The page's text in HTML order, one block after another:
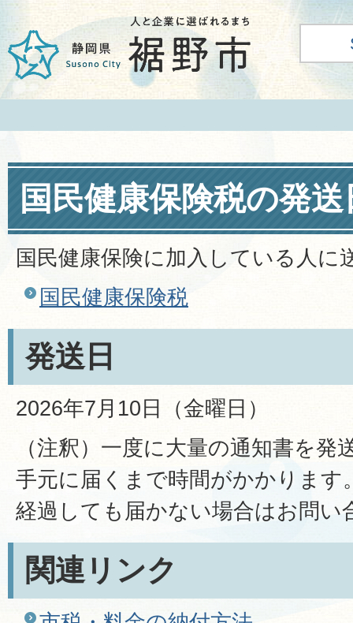
国民健康保険税の発送
国民健康保険に加入している人に
国民健康保険税
発送日
2026年7月10日（金曜日）
（注釈）一度に大量の通知書を
手元に届くまで時間がかかります
経過しても届かない場合はお問い
関連リンク